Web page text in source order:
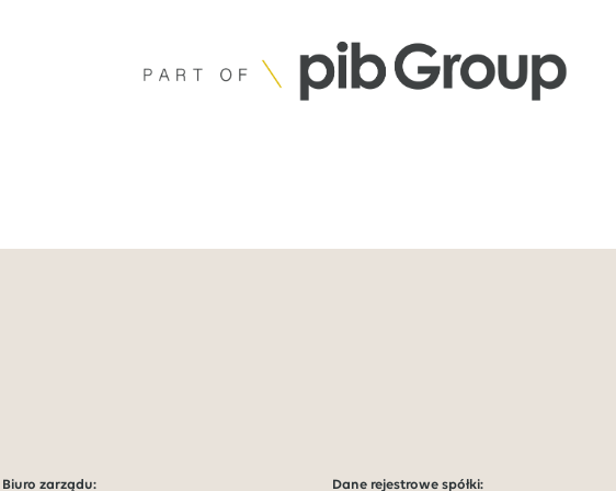
Biuro zarządu: Dane rejestrowe spółki: